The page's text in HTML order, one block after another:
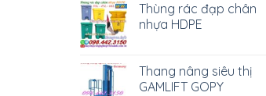
Thùng rác đạp chân
nhựa HDPE
Thang nâng siêu thị
GAMLIFT GOPY